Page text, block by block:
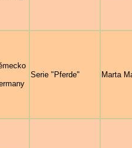
Serie "Pferde" Marta